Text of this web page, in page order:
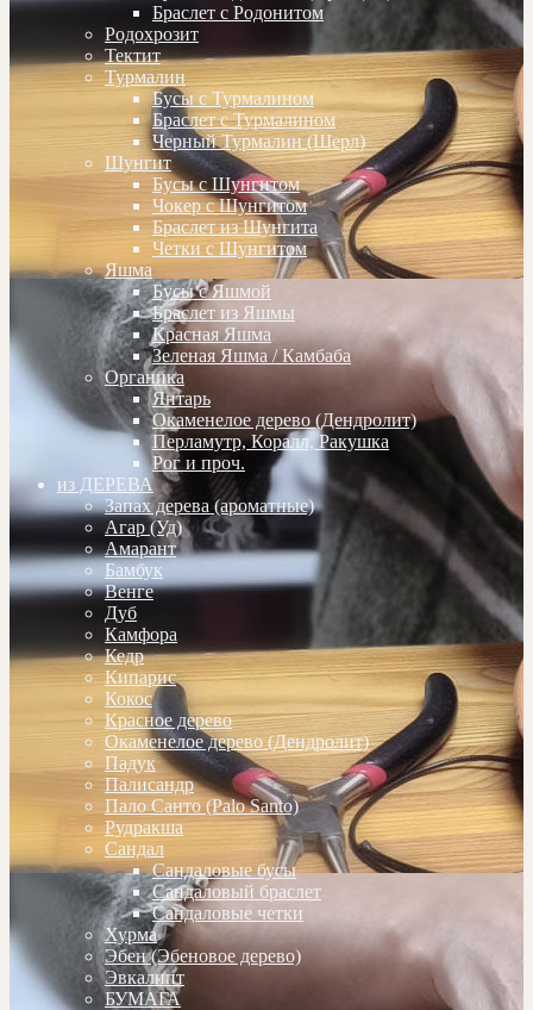
Браслет с Родонитом
Родохрозит
Тектит
Турмалин
Бусы с Турмалином
Браслет с Турмалином
Черный Турмалин (Шерл)
Шунгит
Бусы с Шунгитом
Чокер с Шунгитом
Браслет из Шунгита
Четки с Шунгитом
Яшма
Бусы с Яшмой
Браслет из Яшмы
Красная Яшма
Зеленая Яшма / Камбаба
Органика
Янтарь
Окаменелое дерево (Дендролит)
Перламутр, Коралл, Ракушка
Рог и проч.
из ДЕРЕВА
Запах дерева (ароматные)
Агар (Уд)
Амарант
Бамбук
Венге
Дуб
Камфора
Кедр
Кипарис
Кокос
Красное дерево
Окаменелое дерево (Дендролит)
Падук
Палисандр
Пало Санто (Palo Santo)
Рудракша
Сандал
Сандаловые бусы
Сандаловый браслет
Сандаловые четки
Хурма
Эбен (Эбеновое дерево)
Эвкалипт
БУМАГА